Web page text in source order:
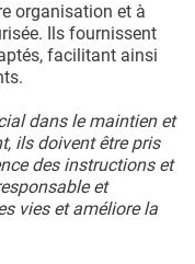
organisation et à
Ils fournissent
facilitant ainsi
dans le maintien et
ils doivent être pris
des instructions et
et
vies et améliore la